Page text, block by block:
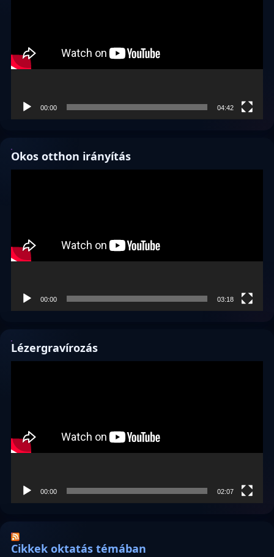
00:00 04:42
Okos otthon irányítás
00:00 03:18
Lézergravírozás
00:00 02:07
Cikkek oktatás témában